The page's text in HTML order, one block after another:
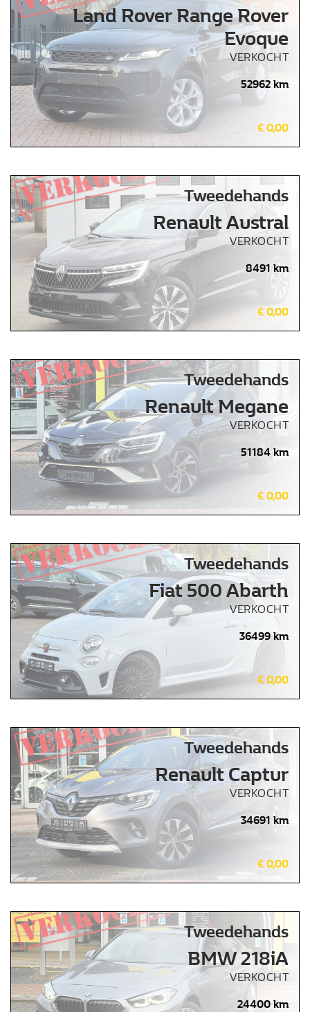
Land Rover Range Rover
Evoque
VERKOCHT
52962 km
€ 0,00
Tweedehands
Renault Austral
VERKOCHT
8491 km
€ 0,00
Tweedehands
Renault Megane
VERKOCHT
51184 km
€ 0,00
Tweedehands
Fiat 500 Abarth
VERKOCHT
36499 km
€ 0,00
Tweedehands
Renault Captur
VERKOCHT
34691 km
€ 0,00
Tweedehands
BMW 218iA
VERKOCHT
24400 km